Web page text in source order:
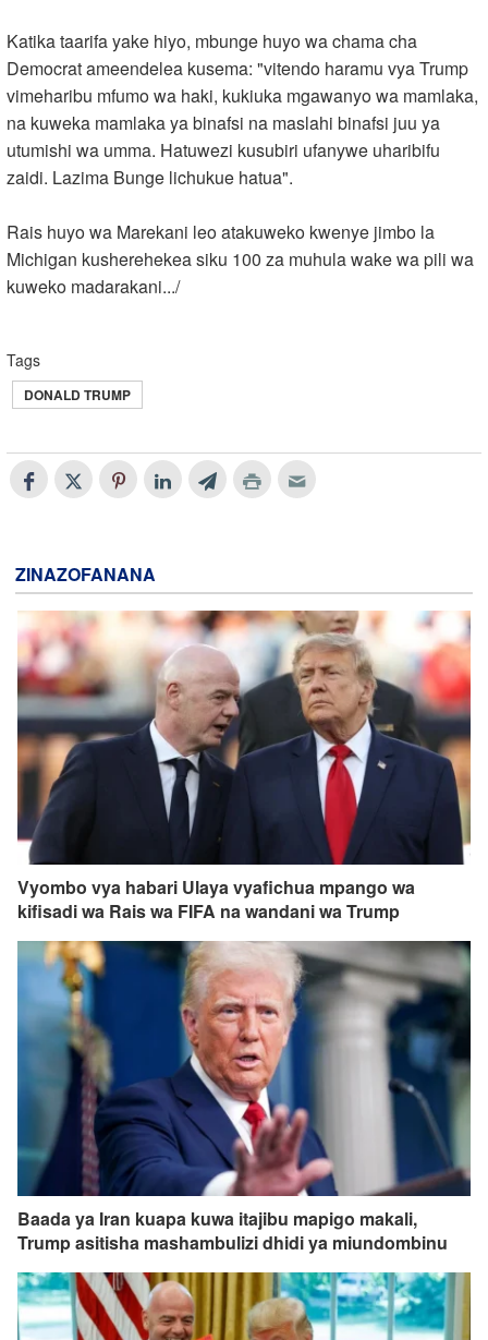
Katika taarifa yake hiyo, mbunge huyo wa chama cha
Democrat ameendelea kusema: "vitendo haramu vya Trump
vimeharibu mfumo wa haki, kukiuka mgawanyo wa mamlaka,
na kuweka mamlaka ya binafsi na maslahi binafsi juu ya
utumishi wa umma. Hatuwezi kusubiri ufanywe uharibifu
zaidi. Lazima Bunge lichukue hatua".
Rais huyo wa Marekani leo atakuweko kwenye jimbo la
Michigan kusherehekea siku 100 za muhula wake wa pili wa
kuweko madarakani.../
Tags
DONALD TRUMP
ZINAZOFANANA
Vyombo vya habari Ulaya vyafichua mpango wa
kifisadi wa Rais wa FIFA na wandani wa Trump
Baada ya Iran kuapa kuwa itajibu mapigo makali,
Trump asitisha mashambulizi dhidi ya miundombinu